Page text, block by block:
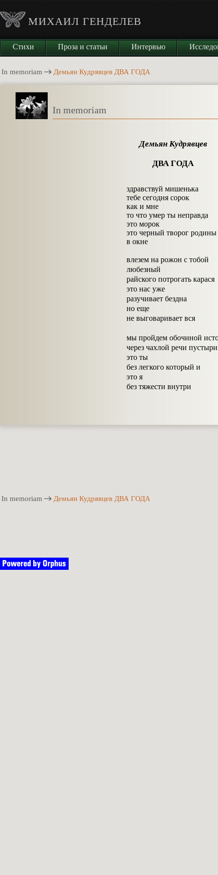
МИХАИЛ ГЕНДЕЛЕВ
Стихи Проза и статьи Интервью
In memoriam Демьян Кудрявцев ДВА ГОДА
In memoriam
Демьян Кудрявцев
ДВА ГОДА
здравствуй мишенька
тебе сегодня сорок
как и мне
то что умер ты неправда
это морок
это черный творог родины
в окне
влезем на рожон с тобой
любезный
райского потрогать карася
это нас уже
разучивает бездна
но еще
не выговаривает вся
мы пройдем обочиной
через чахлой речи пустыри
это ты
без легкого который и
это я
без тяжести внутри
In memoriam Демьян Кудрявцев ДВА ГОДА